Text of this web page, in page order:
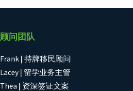
顾问团队
Frank | 持牌移民顾问
Lacey | 留学业务主管
Thea | 资深签证文案